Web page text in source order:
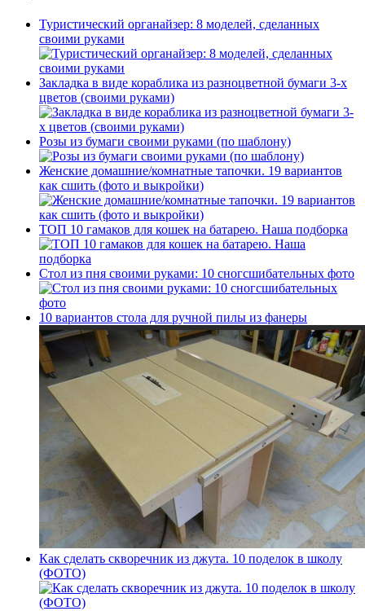
Туристический органайзер: 8 моделей, сделанных
своими руками
Закладка в виде кораблика из разноцветной бумаги 3-х
цветов (своими руками)
Розы из бумаги своими руками (по шаблону)
Женские домашние/комнатные тапочки. 19 вариантов
как сшить (фото и выкройки)
ТОП 10 гамаков для кошек на батарею. Наша подборка
Стол из пня своими руками: 10 сногсшибательных фото
10 вариантов стола для ручной пилы из фанеры
Как сделать скворечник из джута. 10 поделок в школу
(ФОТО)